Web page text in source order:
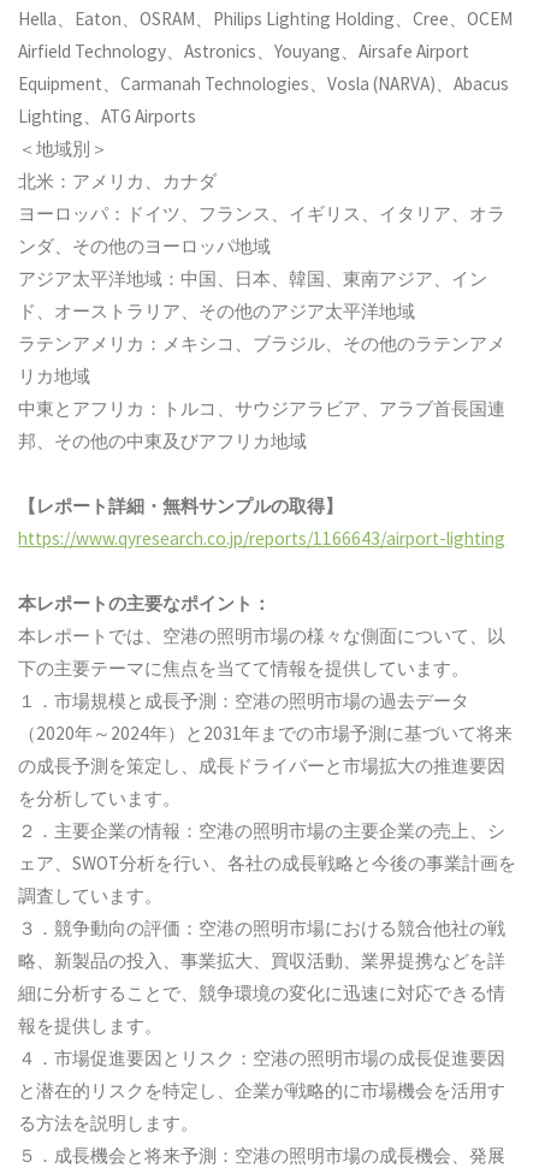
Hella、Eaton、OSRAM、Philips Lighting Holding、Cree、OCEM
Airfield Technology、Astronics、Youyang、Airsafe Airport
Equipment、Carmanah Technologies、Vosla (NARVA)、Abacus
Lighting、ATG Airports
＜地域別＞
北米：アメリカ、カナダ
ヨーロッパ：ドイツ、フランス、イギリス、イタリア、オラ
ンダ、その他のヨーロッパ地域
アジア太平洋地域：中国、日本、韓国、東南アジア、イン
ド、オーストラリア、その他のアジア太平洋地域
ラテンアメリカ：メキシコ、ブラジル、その他のラテンアメ
リカ地域
中東とアフリカ：トルコ、サウジアラビア、アラブ首長国連
邦、その他の中東及びアフリカ地域
【レポート詳細・無料サンプルの取得】
https://www.qyresearch.co.jp/reports/1166643/airport-lighting
本レポートの主要なポイント：
本レポートでは、空港の照明市場の様々な側面について、以
下の主要テーマに焦点を当てて情報を提供しています。
１．市場規模と成長予測：空港の照明市場の過去データ
（2020年～2024年）と2031年までの市場予測に基づいて将来
の成長予測を策定し、成長ドライバーと市場拡大の推進要因
を分析しています。
２．主要企業の情報：空港の照明市場の主要企業の売上、シ
ェア、SWOT分析を行い、各社の成長戦略と今後の事業計画を
調査しています。
３．競争動向の評価：空港の照明市場における競合他社の戦
略、新製品の投入、事業拡大、買収活動、業界提携などを詳
細に分析することで、競争環境の変化に迅速に対応できる情
報を提供します。
４．市場促進要因とリスク：空港の照明市場の成長促進要因
と潜在的リスクを特定し、企業が戦略的に市場機会を活用す
る方法を説明します。
５．成長機会と将来予測：空港の照明市場の成長機会、発展